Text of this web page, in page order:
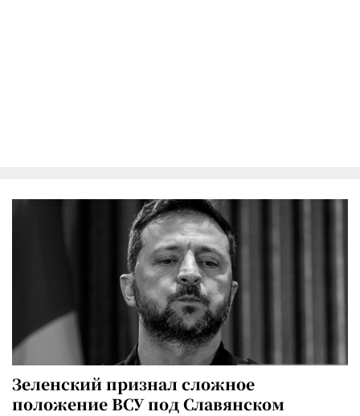
Зеленский признал сложное
положение ВСУ под Славянском